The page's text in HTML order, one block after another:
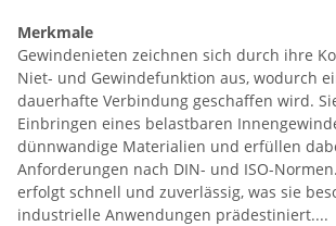
Merkmale
Gewindenieten zeichnen sich durch ihre
Niet- und Gewindefunktion aus, wodurch
dauerhafte Verbindung geschaffen wird.
Einbringen eines belastbaren
dünnwandige Materialien und erfüllen
Anforderungen nach DIN- und ISO-
erfolgt schnell und zuverlässig, was sie
industrielle Anwendungen prädestiniert....